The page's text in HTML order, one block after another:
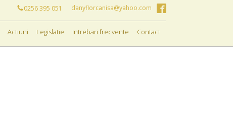
0256 395 051 danyflorcanisa@yahoo.com
Actiuni Legislatie Intrebari frecvente Contact